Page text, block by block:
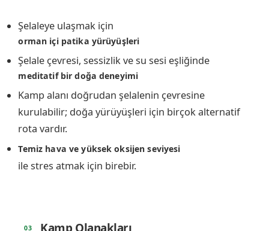
Şelaleye ulaşmak için
orman içi patika yürüyüşleri
Şelale çevresi, sessizlik ve su sesi eşliğinde
meditatif bir doğa deneyimi
Kamp alanı doğrudan şelalenin çevresine
kurulabilir; doğa yürüyüşleri için birçok alternatif
rota vardır.
Temiz hava ve yüksek oksijen seviyesi
ile stres atmak için birebir.
️ Kamp Olanakları